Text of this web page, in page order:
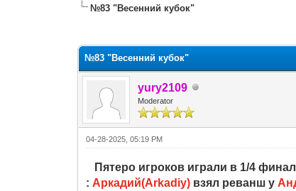
№83 "Весенний кубок"
№83 "Весенний кубок"
yury2109
Moderator
04-28-2025, 05:19 PM
Пятеро игроков играли в 1/4
: Аркадий(Arkadiy) взял реванш у